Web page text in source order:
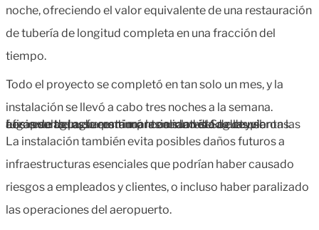
noche, ofreciendo el valor equivalente de una restauración
de tubería de longitud completa en una fracción del
tiempo.
Todo el proyecto se completó en tan solo un mes, y la
instalación se llevó a cabo tres noches a la semana.
Los resultados fueron impresionantes. Se detuvieron las fugas de agua, se restauró la calidad del agua y el aeropuerto pudo continuar con su método de uso eficiente del agua para mantener la vida de las plantas.
La instalación también evita posibles daños futuros a
infraestructuras esenciales que podrían haber causado
riesgos a empleados y clientes, o incluso haber paralizado
las operaciones del aeropuerto.